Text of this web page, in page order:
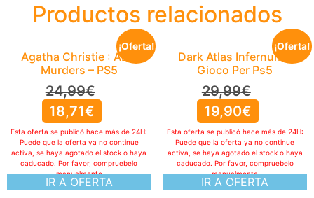
Productos relacionados
¡Oferta!
Agatha Christie : ABC
Murders – PS5
24,99€
18,71€
IR A OFERTA
Esta oferta se publicó hace más de 24H:
Puede que la oferta ya no continue
activa, se haya agotado el stock o haya
caducado. Por favor, compruebelo
manualmente
¡Oferta!
Dark Atlas Infernum –
Gioco Per Ps5
29,99€
19,90€
IR A OFERTA
Esta oferta se publicó hace más de 24H:
Puede que la oferta ya no continue
activa, se haya agotado el stock o haya
caducado. Por favor, compruebelo
manualmente